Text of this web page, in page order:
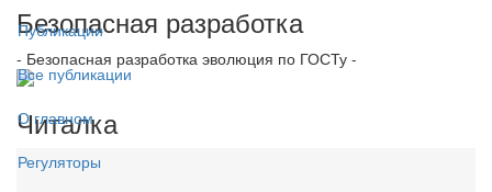
Публикации
Все публикации
О главном
Регуляторы
Безопасная разработка
- Безопасная разработка эволюция по ГОСТу -
Читалка